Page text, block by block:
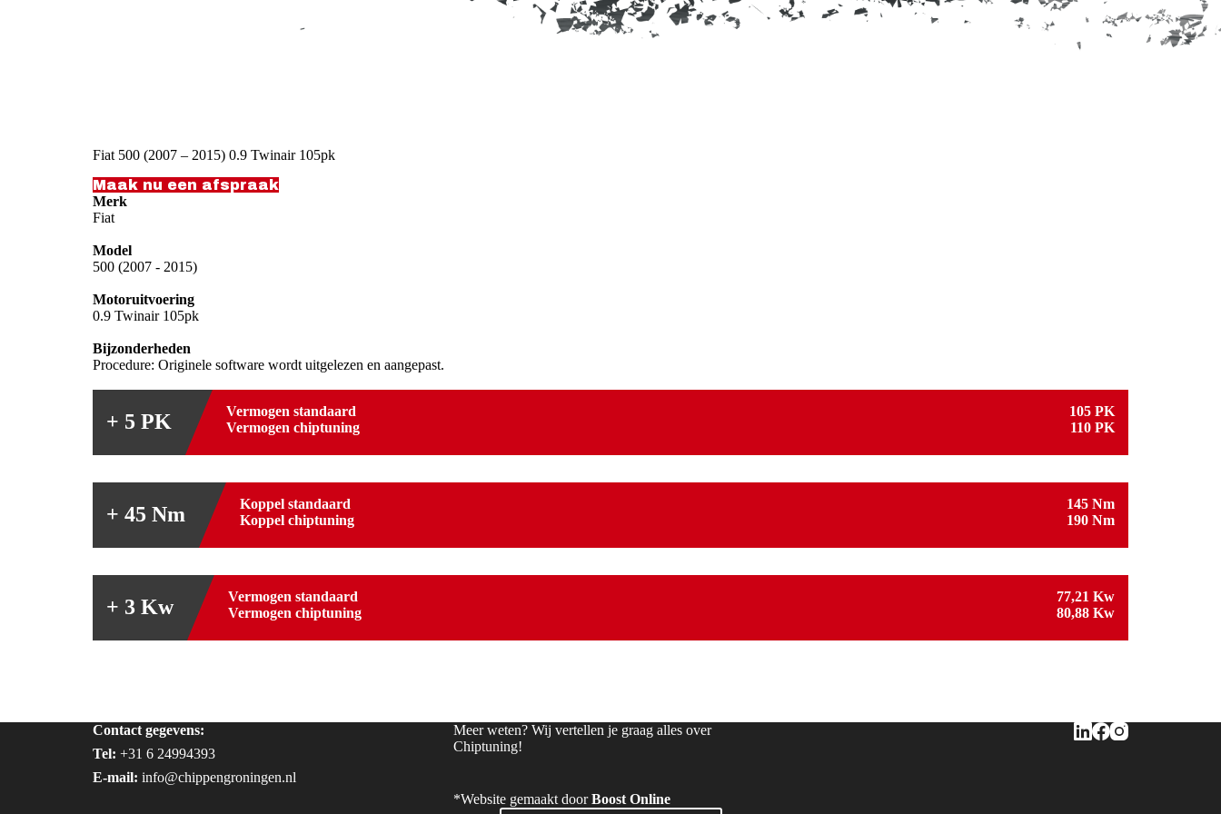
Fiat 500 (2007 – 2015) 0.9 Twinair 105pk
Maak nu een afspraak
Merk
Fiat
Model
500 (2007 - 2015)
Motoruitvoering
0.9 Twinair 105pk
Bijzonderheden
Procedure: Originele software wordt uitgelezen en aangepast.
+ 5 PK Vermogen standaard
105 PK
Vermogen chiptuning
110 PK
+ 45 Nm Koppel standaard
145 Nm
Koppel chiptuning
190 Nm
+ 3 Kw Vermogen standaard
77,21 Kw
Vermogen chiptuning
80,88 Kw
Contact gegevens:
Tel: +31 6 24994393
E-mail: info@chippengroningen.nl
Meer weten? Wij vertellen je graag alles over
Chiptuning!
*Website gemaakt doorBoost Online